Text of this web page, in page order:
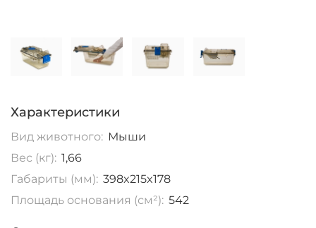
Характеристики
Вид животного: Мыши
Вес (кг): 1,66
Габариты (мм): 398x215x178
Площадь основания (см²): 542